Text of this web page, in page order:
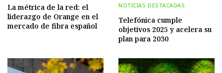
La métrica de la red: el
liderazgo de Orange en el
mercado de fibra español
NOTICIAS DESTACADAS
Telefónica cumple
objetivos 2025 y acelera su
plan para 2030